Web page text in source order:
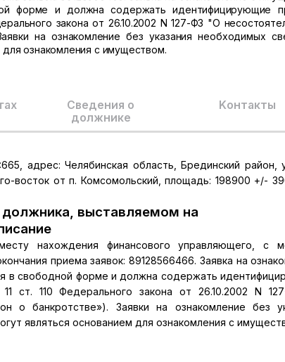
форме и должна содержать идентифицирующие
закона от 26.10.2002 N 127-ФЗ "О
на ознакомление без указания необходимых
для ознакомления с имуществом.
Сведения о
должнике
Kонтакты
адрес: Челябинская область, Брединский район,
восток от п. Комсомольский, площадь: 198900 +/-
выставляемом на
нахождения финансового управляющего, с
приема заявок: 89128566466. Заявка на
в свободной форме и должна содержать
ст. 110 Федерального закона от 26.10.2002 N
о банкротстве»). Заявки на ознакомление без
являться основанием для ознакомления с